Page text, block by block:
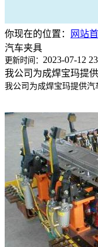
你现在的位置： 网站
汽车夹具
更新时间： 2023-07-12
我公司为成焊宝玛提
我公司为成焊宝玛提供汽